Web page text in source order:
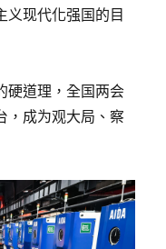
义现代化强国的目
硬道理，全国两会
，成为观大局、察